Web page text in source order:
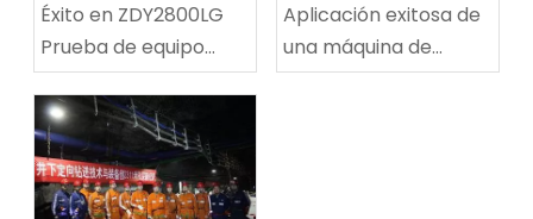
Éxito en ZDY2800LG
Prueba de equipo
técnico de
perforación espiral de
alta velocidad
Aplicación exitosa de
una máquina de
reparación de rutas